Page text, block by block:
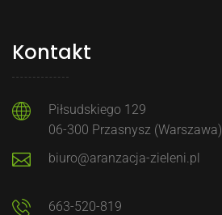
Kontakt
Piłsudskiego 129
06-300 Przasnysz (Warszawa)
biuro@aranzacja-zieleni.pl
663-520-819